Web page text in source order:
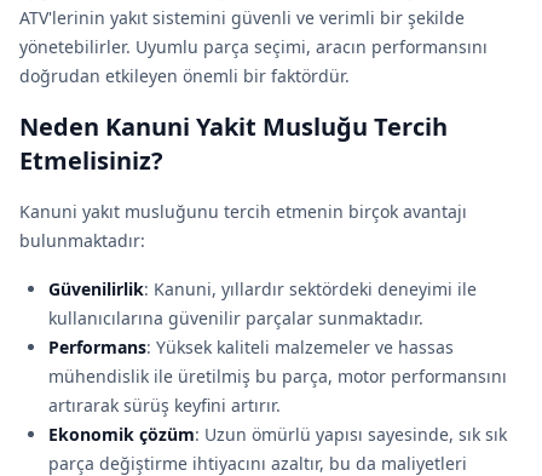
ATV'lerinin yakıt sistemini güvenli ve verimli bir şekilde
yönetebilirler. Uyumlu parça seçimi, aracın performansını
doğrudan etkileyen önemli bir faktördür.
Neden Kanuni Yakit Musluğu Tercih
Etmelisiniz?
Kanuni yakıt musluğunu tercih etmenin birçok avantajı
bulunmaktadır:
Güvenilirlik: Kanuni, yıllardır sektördeki deneyimi ile
kullanıcılarına güvenilir parçalar sunmaktadır.
Performans: Yüksek kaliteli malzemeler ve hassas
mühendislik ile üretilmiş bu parça, motor performansını
artırarak sürüş keyfini artırır.
Ekonomik çözüm: Uzun ömürlü yapısı sayesinde, sık sık
parça değiştirme ihtiyacını azaltır, bu da maliyetleri